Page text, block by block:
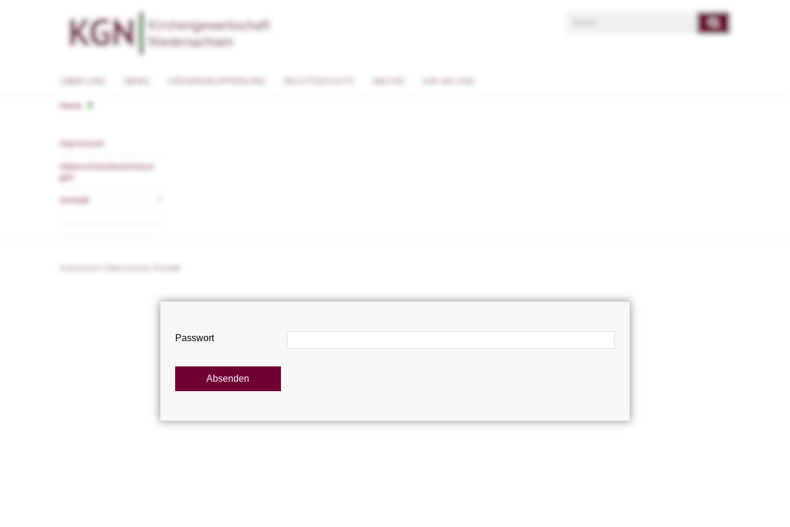
Passwort
Absenden
ÜBER UNS NEWS HÖHERGRUPPIERUNG ARCHIV IHR AN UNS
Home
Impressum
Datenschutzbestimmun
gen
Kontakt